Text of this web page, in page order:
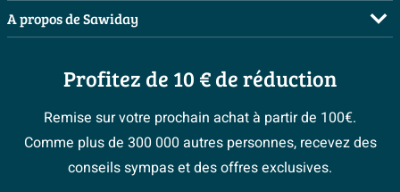
Livraison / retrait
Garantie & réclamations
Politique d’avis
> Service client
Planificateur 3D
Les bons tuyaux
> Espace Conseil
Salles de bains complètes
Inspiration toilettes
Moodboards
Magazine
#Mysawiday
A propos de Sawiday
Postes vacants
Sawiday PRO
Fevad
Ils parlent de nous
Profitez de 10 € de réduction
Remise sur votre prochain achat à partir de 100€.
Comme plus de 300 000 autres personnes, recevez des
conseils sympas et des offres exclusives.